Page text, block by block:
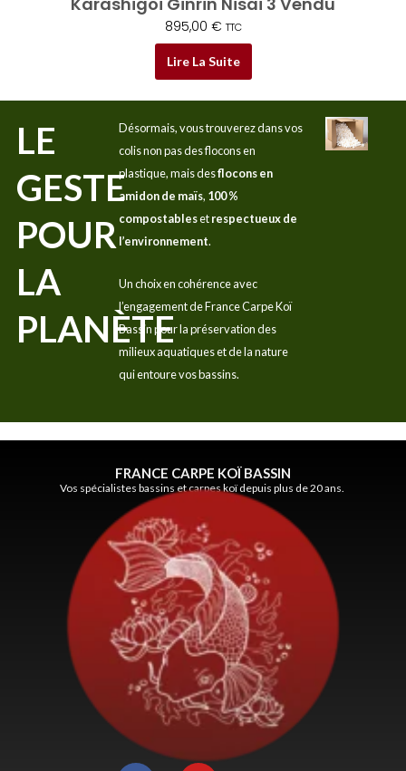
895,00 € TTC
Lire La Suite
LE
GESTE
POUR
LA
PLANÈTE
Désormais, vous trouverez dans vos
colis non pas des flocons en
plastique, mais desflocons en
amidon de maïs, 100 %
compostablesetrespectueux de
l’environnement.
Un choix en cohérence avec
l’engagement de France Carpe Koï
Bassin pour la préservation des
milieux aquatiques et de la nature
qui entoure vos bassins.
FRANCE CARPE KOÏ BASSIN
Vos spécialistes bassins et carpes koï depuis plus de 20 ans.